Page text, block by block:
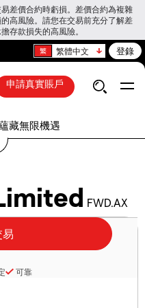
差價合約時虧損。差價合約為複雜
高風險。請您在交易前充分了解差
存款損失的高風險。
繁體中文 登錄
申請真實賬戶
藏無限機遇
FWD.AX
可靠